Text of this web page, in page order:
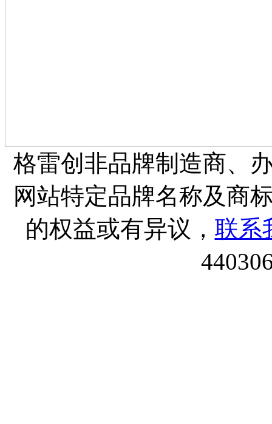
格雷创非品牌制造商、
网站特定品牌名称及商
的权益或有异议， 联系